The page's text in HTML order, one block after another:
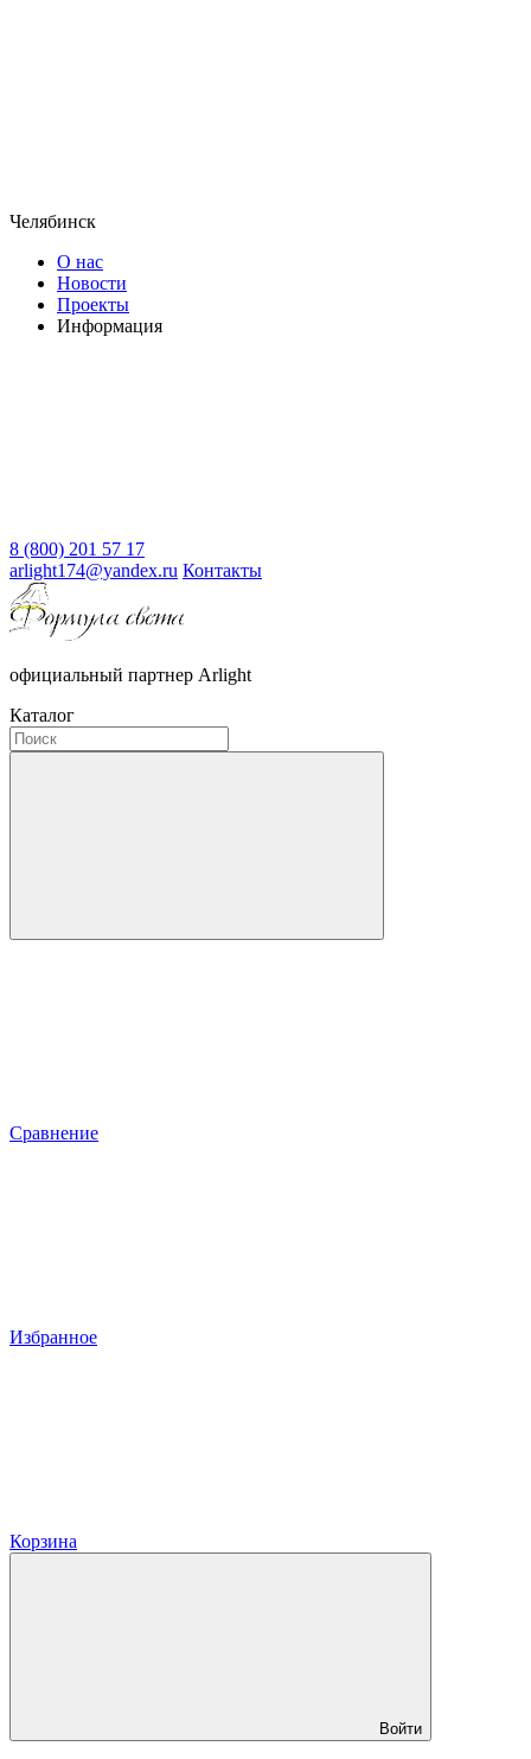
Челябинск
О нас
Новости
Проекты
Информация
8 (800) 201 57 17
arlight174@yandex.ru Контакты
официальный партнер Arlight
Каталог
Сравнение
Избранное
Корзина
Войти